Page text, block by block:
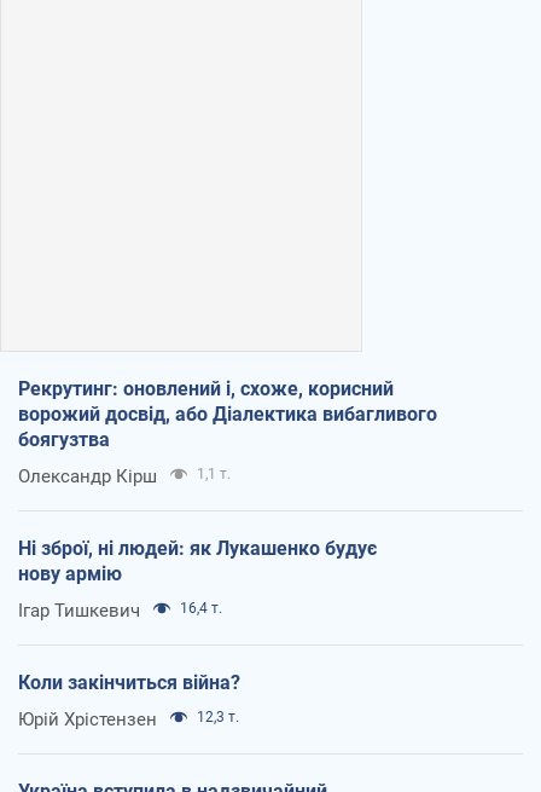
Рекрутинг: оновлений і, схоже, корисний
ворожий досвід, або Діалектика вибагливого
боягузтва
Олександр Кірш 1,1 т.
Ні зброї, ні людей: як Лукашенко будує
нову армію
Ігар Тишкевич 16,4 т.
Коли закінчиться війна?
Юрій Хрістензен 12,3 т.